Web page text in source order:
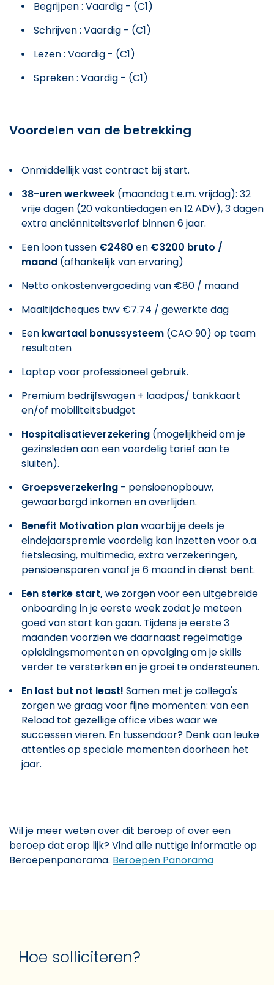
Begrijpen : Vaardig - (C1)
Schrijven : Vaardig - (C1)
Lezen : Vaardig - (C1)
Spreken : Vaardig - (C1)
Voordelen van de betrekking
Onmiddellijk vast contract bij start.
38-uren werkweek (maandag t.e.m. vrijdag): 32
vrije dagen (20 vakantiedagen en 12 ADV), 3 dagen
extra anciënniteitsverlof binnen 6 jaar.
Een loon tussen €2480 en €3200 bruto /
maand (afhankelijk van ervaring)
Netto onkostenvergoeding van €80 / maand
Maaltijdcheques twv €7.74 / gewerkte dag
Een kwartaal bonussysteem (CAO 90) op team
resultaten
Laptop voor professioneel gebruik.
Premium bedrijfswagen + laadpas/ tankkaart
en/of mobiliteitsbudget
Hospitalisatieverzekering (mogelijkheid om je
gezinsleden aan een voordelig tarief aan te
sluiten).
Groepsverzekering - pensioenopbouw,
gewaarborgd inkomen en overlijden.
Benefit Motivation planwaarbij je deels je
eindejaarspremie voordelig kan inzetten voor o.a.
fietsleasing, multimedia, extra verzekeringen,
pensioensparen vanaf je 6 maand in dienst bent.
Een sterke start,we zorgen voor een uitgebreide
onboarding in je eerste week zodat je meteen
goed van start kan gaan. Tijdens je eerste 3
maanden voorzien we daarnaast regelmatige
opleidingsmomenten en opvolging om je skills
verder te versterken en je groei te ondersteunen.
En last but not least! Samen met je collega's
zorgen we graag voor fijne momenten: van een
Reload tot gezellige office vibes waar we
successen vieren. En tussendoor? Denk aan leuke
attenties op speciale momenten doorheen het
jaar.
Wil je meer weten over dit beroep of over een
beroep dat erop lijk? Vind alle nuttige informatie op
Beroepenpanorama. Beroepen Panorama
Hoe solliciteren?